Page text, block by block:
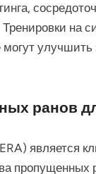
на
улучшить
ранов
является
пропущенных